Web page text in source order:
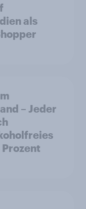
als
– Jeder